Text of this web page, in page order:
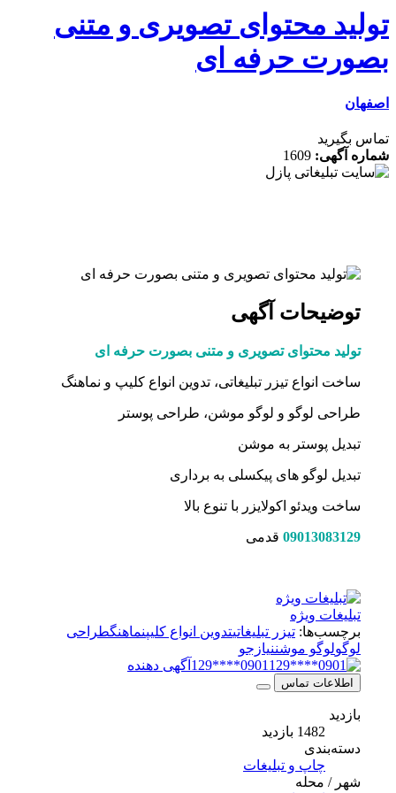
محتوای تصویری و متنی
حرفه ای
بگیرید
آگهی:1609
توضیحات آگهی
تولید محتوای تصویری و متنی بصورت حرفه ای
ساخت انواع تیزر تبلیغاتی، تدوین انواع کلیپ و نماهنگ
طراحی لوگو و لوگو موشن، طراحی پوستر
تبدیل پوستر به موشن
تبدیل لوگو های پیکسلی به برداری
ساخت ویدئو اکولایزر با تنوع بالا
09013083129قدمی
تبلیغات ویژه
برچسب‌ها:تیزر تبلیغاتیتدوین انواع کلیپ نماهنگطراحی
لوگو موشن نیازجو
0901****129
آگهی دهنده
اطلاعات تماس
دسته‌بندی
چاپ و تبلیغات
شهر / محله